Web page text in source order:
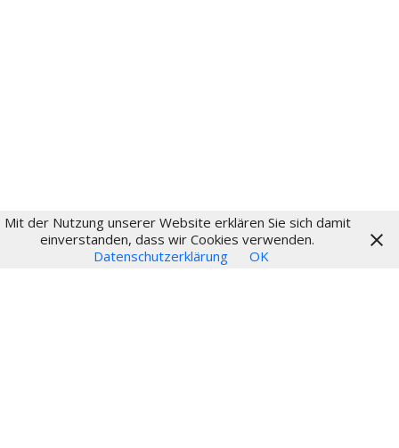
© 2024
Mit der Nutzung unserer Website erklären Sie sich damit
einverstanden, dass wir Cookies verwenden.
Datenschutzerklärung
OK